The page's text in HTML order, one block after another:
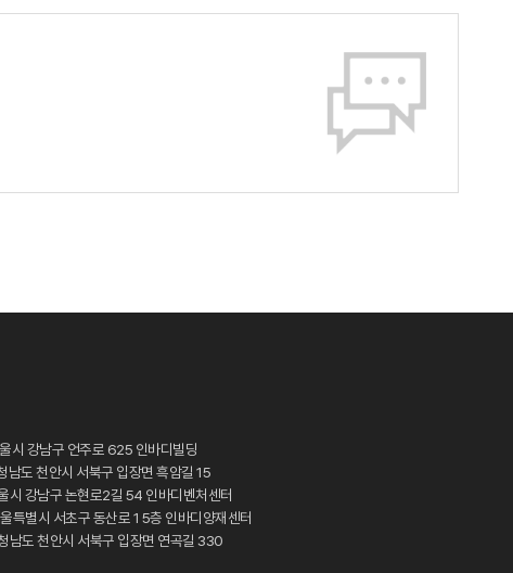
시 강남구 언주로 625 인바디빌딩
남도 천안시 서북구 입장면 흑암길 15
시 강남구 논현로2길 54 인바디벤처센터
특별시 서초구 동산로 1 5층 인바디양재센터
남도 천안시 서북구 입장면 연곡길 330